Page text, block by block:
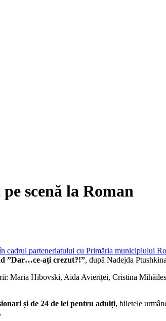
scenă la Roman
cadrul parteneriatului cu Primăria municipiului
”Dar…ce-ați crezut?!”, după Nadejda
Maria Hibovski, Aida Avieriței, Cristina
și de 24 de lei pentru adulți, biletele